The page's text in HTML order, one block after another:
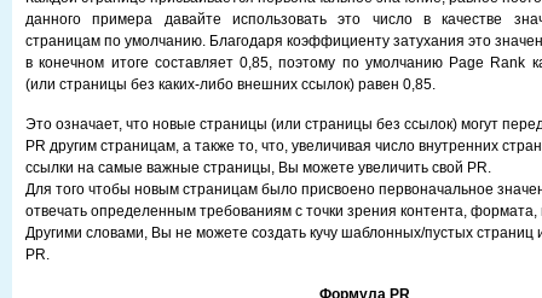
данного примера давайте использовать это число в качестве
страницам по умолчанию. Благодаря коэффициенту затухания это
в конечном итоге составляет 0,85, поэтому по умолчанию Page Rank
(или страницы без каких-либо внешних ссылок) равен 0,85.
Это означает, что новые страницы (или страницы без ссылок) могут
PR другим страницам, а также то, что, увеличивая число внутренних
ссылки на самые важные страницы, Вы можете увеличить свой PR.
Для того чтобы новым страницам было присвоено первоначальное
отвечать определенным требованиям с точки зрения контента, формата,
Другими словами, Вы не можете создать кучу шаблонных/пустых страниц
PR.
Формула PR